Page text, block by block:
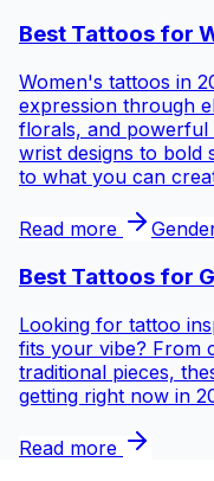
Best Tattoos for
Women's tattoos in
expression through
florals, and powerful
wrist designs to bold
to what you can
Read more
Best Tattoos for
Looking for tattoo
fits your vibe? From
traditional pieces,
getting right now in
Read more